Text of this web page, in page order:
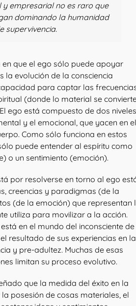
y empresarial no es raro que
dominando la humanidad
supervivencia.
que el ego sólo puede apoyar
la evolución de la consciencia
para captar las
(donde lo material se
ego está compuesto de dos niveles
y el emocional, que yacen en el
Como sólo funciona en estos
puede entender al espíritu como
o un sentimiento (emoción).
por resolverse en torno al ego
creencias y paradigmas (de la
(de la emoción) que representan
utiliza para movilizar a la acción.
en el mundo del inconsciente de
resultado de sus experiencias en la
y pre-adultez. Muchas de esas
limitan su proceso evolutivo.
que la medida del éxito en la
posesión de cosas materiales, el